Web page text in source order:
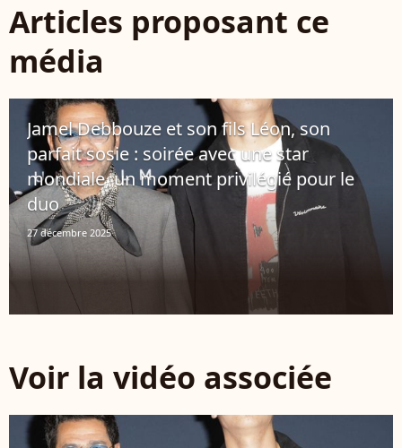
Articles proposant ce
média
Jamel Debbouze et son fils Léon, son
parfait sosie : soirée avec une star
mondiale, un moment privilégié pour le
duo
27 décembre 2025
Voir la vidéo associée